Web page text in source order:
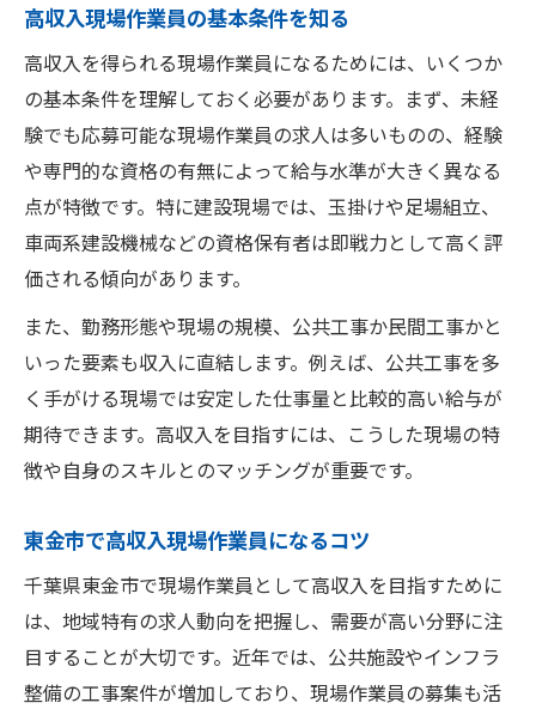
現場作業員の年収アップに必要な視点
収入増を目指す現場作業員の働き方改革
高収入をつかむ現場作業員の求人傾向
高収入現場作業員求人の最新動向を解説
東金市で需要が高い現場作業員の特徴
現場作業員求人で重視されるポイント
高収入を実現できる現場作業員の条件
現場作業員求人を比較して収入アップ
未経験から現場作業員で年収アップを狙う
未経験高収入現場作業員の始め方
現場作業員で未経験が収入を伸ばすには
高収入現場作業員への転職成功事例
千葉県東金市の現場作業員募集の最新事情
高収入現場作業員求人が増加する背景
東金市の現場作業員募集動向を分析
高収入現場作業員の基本条件を知る
高収入を得られる現場作業員になるためには、いくつか
の基本条件を理解しておく必要があります。まず、未経
験でも応募可能な現場作業員の求人は多いものの、経験
や専門的な資格の有無によって給与水準が大きく異なる
点が特徴です。特に建設現場では、玉掛けや足場組立、
車両系建設機械などの資格保有者は即戦力として高く評
価される傾向があります。
また、勤務形態や現場の規模、公共工事か民間工事かと
いった要素も収入に直結します。例えば、公共工事を多
く手がける現場では安定した仕事量と比較的高い給与が
期待できます。高収入を目指すには、こうした現場の特
徴や自身のスキルとのマッチングが重要です。
東金市で高収入現場作業員になるコツ
千葉県東金市で現場作業員として高収入を目指すために
は、地域特有の求人動向を把握し、需要が高い分野に注
目することが大切です。近年では、公共施設やインフラ
整備の工事案件が増加しており、現場作業員の募集も活